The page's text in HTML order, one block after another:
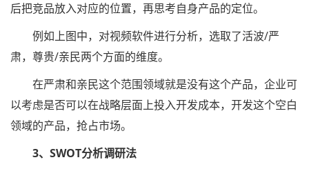
后把竞品放入对应的位置，再思考自身产品的定位。
例如上图中，对视频软件进行分析，选取了活波/严
肃，尊贵/亲民两个方面的维度。
在严肃和亲民这个范围领域就是没有这个产品，企业可
以考虑是否可以在战略层面上投入开发成本，开发这个空白
领域的产品，抢占市场。
3、SWOT分析调研法